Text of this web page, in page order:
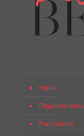
Home
Organizaciones
Particulares